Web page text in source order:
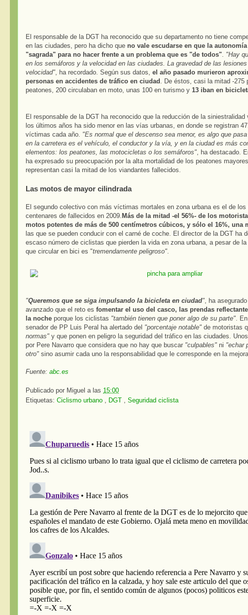
El responsable de la DGT ha reconocido que su departamento no tiene
en las ciudades, pero ha dicho que no vale escudarse en que la
"sagrada" para no hacer frente a un problema que es "de todos" "Hay
en los semáforos y la velocidad en las ciudades. La gravedad de las
velocidad" , ha recordado. Según sus datos, el año pasado murieron
personas en accidentes de tráfico en ciudad . De éstos, casi la mitad -275
peatones, 200 circulaban en moto, unas 100 en turismo y 13 iban en
El responsable de la DGT ha reconocido que la reducción de la siniestralidad
los últimos años ha sido menor en las vías urbanas, en donde se registran
víctimas cada año. "Es normal que el descenso sea menor, es algo que
en la carretera es el vehículo, el conductor y la vía, y en la ciudad es más
elementos: los peatones, las motocicletas o los semáforos" , ha destacado.
ha expresado su preocupación por la alta mortalidad de los peatones
representan casi la mitad de los viandantes fallecidos.
Las motos de mayor cilindrada
El segundo colectivo con más víctimas mortales en zona urbana es el de
centenares de fallecidos en 2009. Más de la mitad -el 56%- de los
motos potentes de más de 500 centímetros cúbicos, y sólo el 16%, una
las que se pueden conducir con el carné de coche. El director de la DGT ha
escaso número de ciclistas que pierden la vida en zona urbana, a pesar de
que circular en bici es "tremendamente peligroso"
"Queremos que se siga impulsando la bicicleta en ciudad" , ha
avanzado que el reto es fomentar el uso del casco, las prendas
la noche porque los ciclistas "también tienen que poner algo de su parte" .
senador de PP Luis Peral ha alertado del "porcentaje notable" de motoristas
normas" y que ponen en peligro la seguridad del tráfico en las ciudades.
por Pere Navarro que considera que no hay que buscar "culpables" ni "echar
otro" sino asumir cada uno la responsabilidad que le corresponde en la
Fuente: abc.es
Publicado por Miguel a las 15:00
Etiquetas: Ciclismo urbano , DGT , Seguridad ciclista